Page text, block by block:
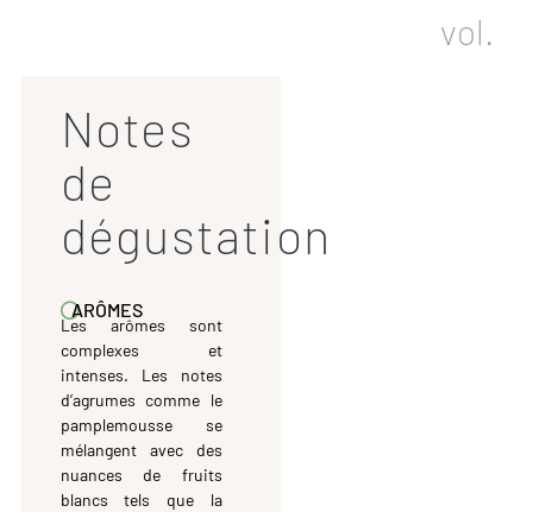
vol.
Notes
de
dégustation
ARÔMES
Les arômes sont
complexes et
intenses. Les notes
d’agrumes comme le
pamplemousse se
mélangent avec des
nuances de fruits
blancs tels que la